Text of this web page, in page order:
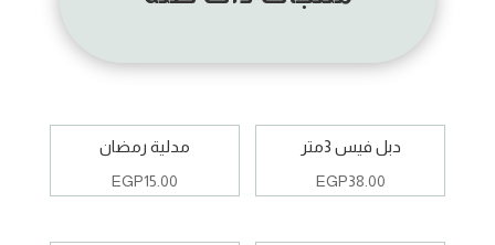
دبل فيس 3متر
EGP38.00
مدلية رمضان
EGP15.00